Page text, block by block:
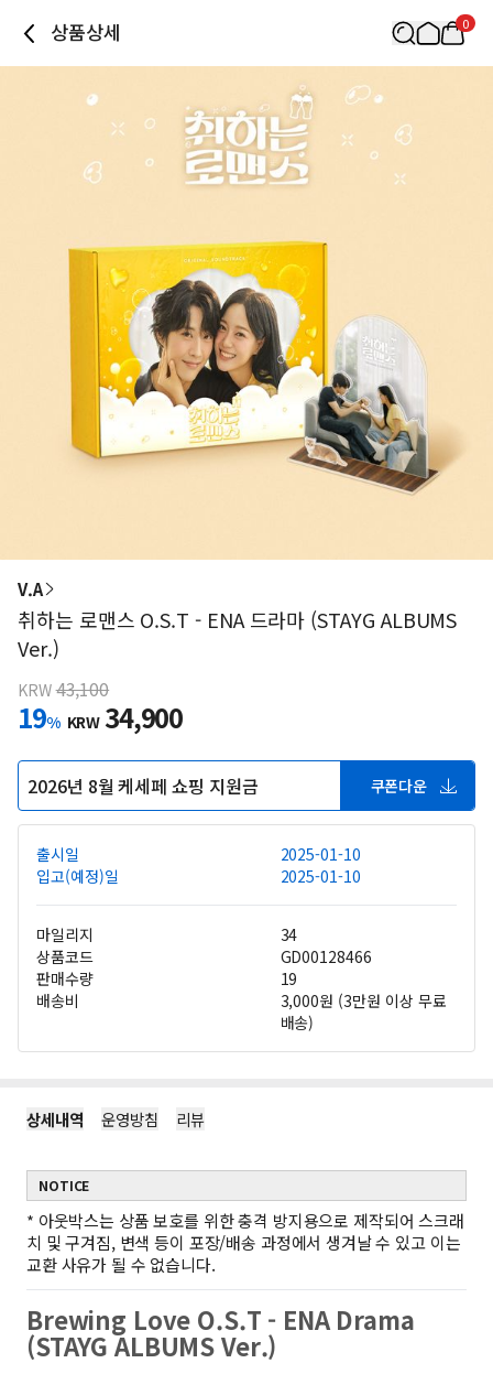
상품상세 0
V.A
취하는 로맨스 O.S.T - ENA 드라마 (STAYG ALBUMS
Ver.)
KRW 43,100
19% KRW 34,900
2026년 8월 케세페 쇼핑 지원금 쿠폰다운
출시일
2025-01-10
입고(예정)일
2025-01-10
마일리지
34
상품코드
GD00128466
판매수량
19
배송비
3,000원 (3만원 이상 무료
배송)
상세내역 운영방침 리뷰
NOTICE
* 아웃박스는 상품 보호를 위한 충격 방지용으로 제작되어 스크래
치 및 구겨짐, 변색 등이 포장/배송 과정에서 생겨날 수 있고 이는
교환 사유가 될 수 없습니다.
Brewing Love O.S.T - ENA Drama
(STAYG ALBUMS Ver.)